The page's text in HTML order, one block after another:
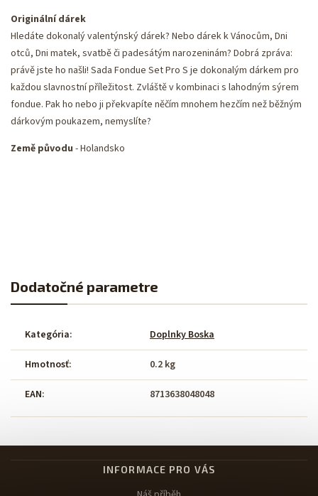
Originální dárek
Hledáte dokonalý valentýnský dárek? Nebo dárek k Vánocům, Dni
otců, Dni matek, svatbě či padesátým narozeninám? Dobrá zpráva:
právě jste ho našli! Sada Fondue Set Pro S je dokonalým dárkem pro
každou slavnostní příležitost. Zvláště v kombinaci s lahodným sýrem
fondue. Pak ho nebo ji překvapíte něčím mnohem hezčím než běžným
dárkovým poukazem, nemyslíte?
Země původu - Holandsko
Dodatočné parametre
Kategória: Doplnky Boska
Hmotnosť: 0.2 kg
EAN: 8713638048048
INFORMACE PRO VÁS